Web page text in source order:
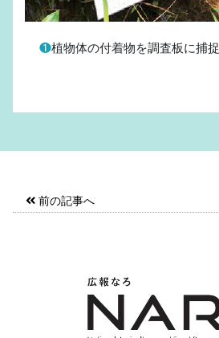
❶植物体の付着物を調査板に捕捉
前の記事へ